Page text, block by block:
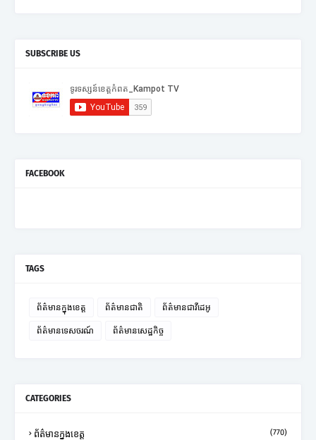
SUBSCRIBE US
FACEBOOK
TAGS
ព័ត៌មានក្នុងខេត្ត ព័ត៌មានជាតិ ព័ត៌មានជាវីដេអូ
ព័ត៌មានទេសចរណ៍ ព័ត៌មានសេដ្ឋកិច្ច
CATEGORIES
ព័ត៌មានក្នុងខេត្ត (770)